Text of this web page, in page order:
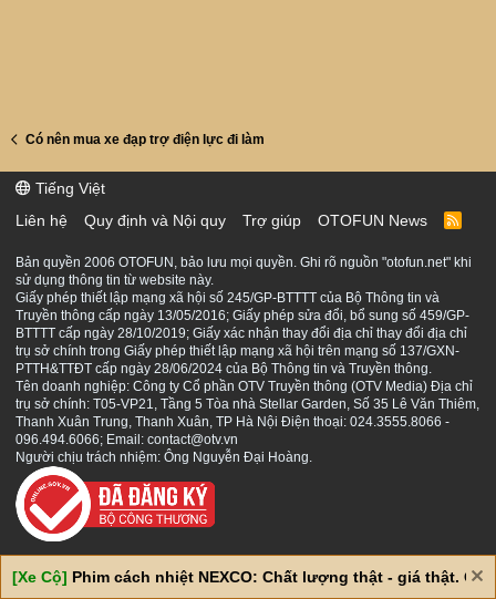
Có nên mua xe đạp trợ điện lực đi làm
Tiếng Việt
Liên hệ
Quy định và Nội quy Trợ giúp OTOFUN News
R
S
Bản quyền 2006 OTOFUN, bảo lưu mọi quyền. Ghi rõ nguồn "otofun.net" khi
sử dụng thông tin từ website này.
Giấy phép thiết lập mạng xã hội số 245/GP-BTTTT của Bộ Thông tin và
Truyền thông cấp ngày 13/05/2016; Giấy phép sửa đổi, bổ sung số 459/GP-
BTTTT cấp ngày 28/10/2019; Giấy xác nhận thay đổi địa chỉ thay đổi địa chỉ
trụ sở chính trong Giấy phép thiết lập mạng xã hội trên mạng số 137/GXN-
PTTH&TTĐT cấp ngày 28/06/2024 của Bộ Thông tin và Truyền thông.
Tên doanh nghiệp: Công ty Cổ phần OTV Truyền thông (OTV Media) Địa chỉ
trụ sở chính: T05-VP21, Tầng 5 Tòa nhà Stellar Garden, Số 35 Lê Văn Thiêm,
Thanh Xuân Trung, Thanh Xuân, TP Hà Nội Điện thoại: 024.3555.8066 -
096.494.6066; Email: contact@otv.vn
Người chịu trách nhiệm: Ông Nguyễn Đại Hoàng.
[Xe Cộ] Phim cách nhiệt NEXCO: Chất lượng thật - giá thật. Giá